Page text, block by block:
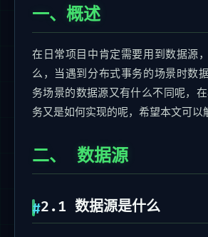
一、概述
在日常项目中肯定需要用到数据源
么，当遇到分布式事务的场景时数
务场景的数据源又有什么不同呢，
务又是如何实现的呢，希望本文可以
二、 数据源
2.1 数据源是什么